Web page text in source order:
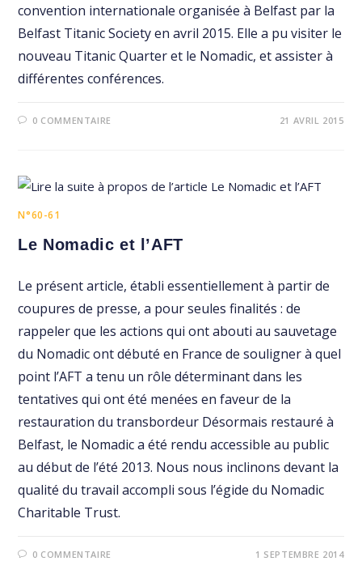
convention internationale organisée à Belfast par la
Belfast Titanic Society en avril 2015. Elle a pu visiter le
nouveau Titanic Quarter et le Nomadic, et assister à
différentes conférences.
0 COMMENTAIRE 21 AVRIL 2015
N°60-61
Le Nomadic et l’AFT
Le présent article, établi essentiellement à partir de
coupures de presse, a pour seules finalités : de
rappeler que les actions qui ont abouti au sauvetage
du Nomadic ont débuté en France de souligner à quel
point l’AFT a tenu un rôle déterminant dans les
tentatives qui ont été menées en faveur de la
restauration du transbordeur Désormais restauré à
Belfast, le Nomadic a été rendu accessible au public
au début de l’été 2013. Nous nous inclinons devant la
qualité du travail accompli sous l’égide du Nomadic
Charitable Trust.
0 COMMENTAIRE 1 SEPTEMBRE 2014